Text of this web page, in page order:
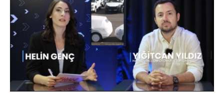
Sesi
Aç
6.19%
Oynatma
Hızı